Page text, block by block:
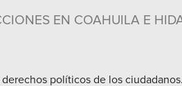
EN COAHUILA E
políticos de los ciudadanos.